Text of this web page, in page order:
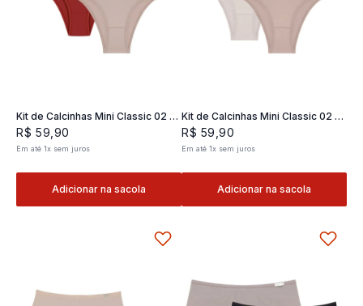
Kit de Calcinhas Mini Classic 02 -
2 und
R$ 59 90
Em até1x sem juros
Adicionar na sacola
Kit de Calcinhas Mini Classic 02 -
2 und
R$ 59 ,90
Em até 1x sem juros
Adicionar na sacola